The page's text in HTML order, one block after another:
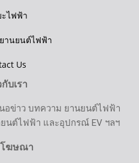
ะไฟฟ้า
านยนต์ไฟฟ้า
Us
กับเรา
นอข่าว บทความ ยานยนต์ไฟฟ้า
นต์ไฟฟ้า และอุปกรณ์ EV ฯลฯ
ฆษณา